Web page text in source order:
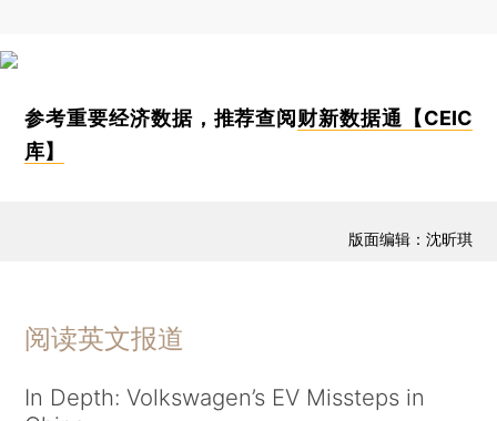
参考重要经济数据，推荐查阅 财新数据通【CEIC
库】
版面编辑：沈昕琪
阅读英文报道
In Depth: Volkswagen’s EV Missteps in